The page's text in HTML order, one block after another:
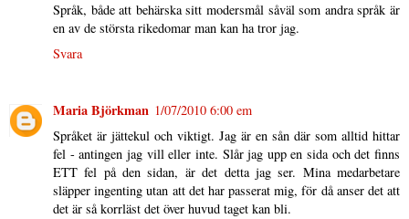
Språk, både att behärska sitt modersmål såväl som andra språk är
en av de största rikedomar man kan ha tror jag.
Svara
Maria Björkman 1/07/2010 6:00 em
Språket är jättekul och viktigt. Jag är en sån där som alltid hittar
fel - antingen jag vill eller inte. Slår jag upp en sida och det finns
ETT fel på den sidan, är det detta jag ser. Mina medarbetare
släpper ingenting utan att det har passerat mig, för då anser det att
det är så korrläst det över huvud taget kan bli.